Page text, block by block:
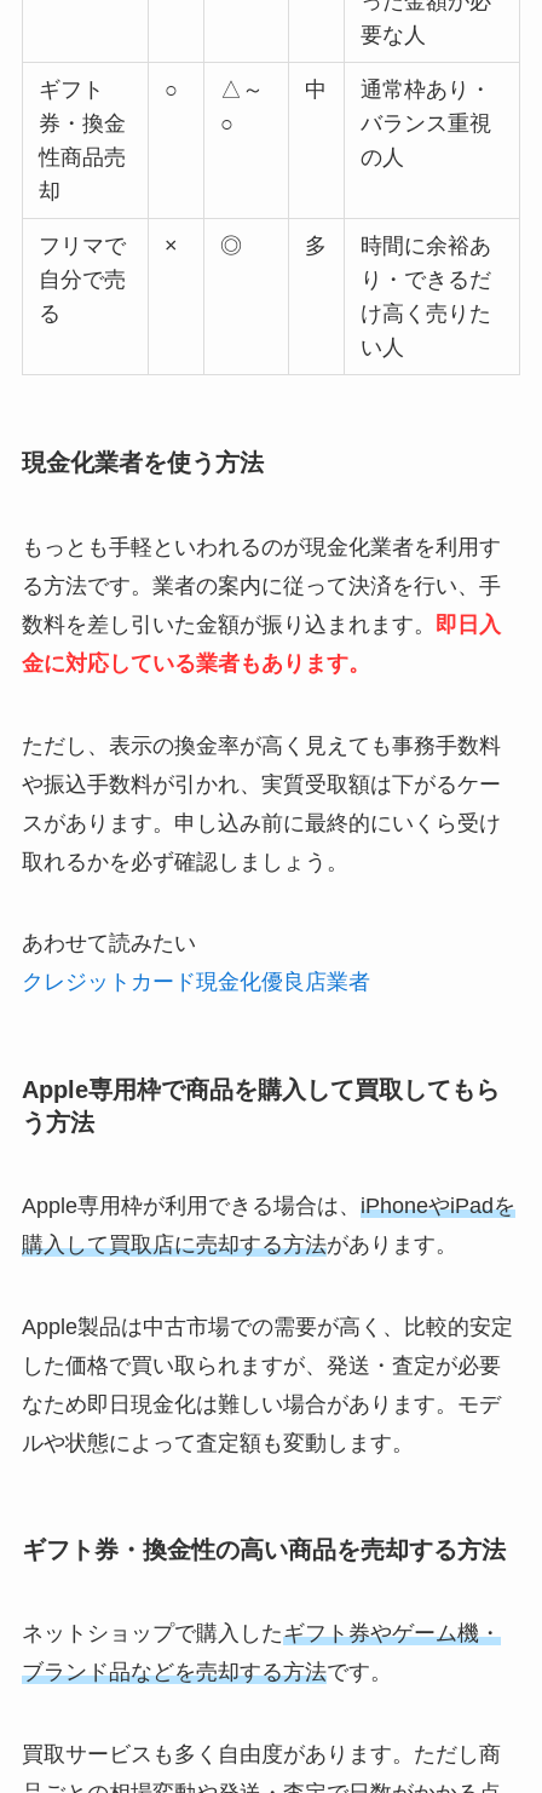
要な人
ギフト
券・換金
性商品売
却
○
△～
○
中
通常枠あり・
バランス重視
の人
フリマで
自分で売
る
× ◎ 多
時間に余裕あ
り・できるだ
け高く売りた
い人
現金化業者を使う方法
もっとも手軽といわれるのが現金化業者を利用す
る方法です。業者の案内に従って決済を行い、手
数料を差し引いた金額が振り込まれます。 即日入
金に対応している業者もあります。
ただし、表示の換金率が高く見えても事務手数料
や振込手数料が引かれ、実質受取額は下がるケー
スがあります。申し込み前に最終的にいくら受け
取れるかを必ず確認しましょう。
あわせて読みたい
クレジットカード現金化優良店業者
Apple専用枠で商品を購入して買取してもら
う方法
Apple専用枠が利用できる場合は、 iPhoneやiPadを
購入して買取店に売却する方法があります。
Apple製品は中古市場での需要が高く、比較的安定
した価格で買い取られますが、発送・査定が必要
なため即日現金化は難しい場合があります。モデ
ルや状態によって査定額も変動します。
ギフト券・換金性の高い商品を売却する方法
ネットショップで購入したギフト券やゲーム機・
ブランド品などを売却する方法です。
買取サービスも多く自由度があります。ただし商